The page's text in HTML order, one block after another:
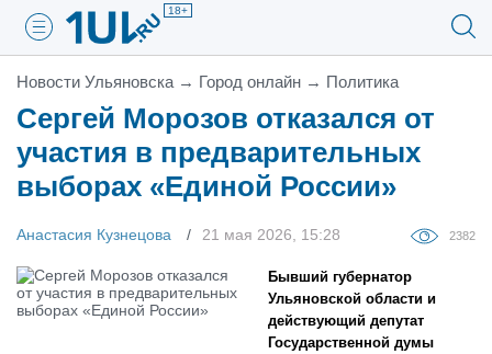
18+
Новости Ульяновска → Город онлайн → Политика
Сергей Морозов отказался от
участия в предварительных
выборах «Единой России»
Анастасия Кузнецова 21 мая 2026, 15:28 2382
Бывший губернатор
Ульяновской области и
действующий депутат
Государственной думы